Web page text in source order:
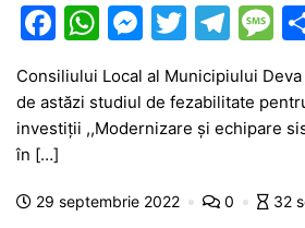
F
a
c
e
b
o
W
at
s
p
M
s
s
n
T
w
itt
er
T
el
e
gr
m
M
s
s
g
Consiliului Local al Municipiului
de astăzi studiul de fezabilitate
investiții ,,Modernizare și echipare
în […]
29 septembrie 2022 0 32